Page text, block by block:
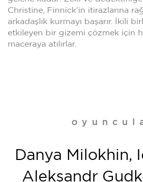
Christine, Finnick’in itirazlarına
arkadaşlık kurmayı başarır. İkili
etkileyen bir gizemi çözmek için
maceraya atılırlar.
Danya Milokhin,
Aleksandr